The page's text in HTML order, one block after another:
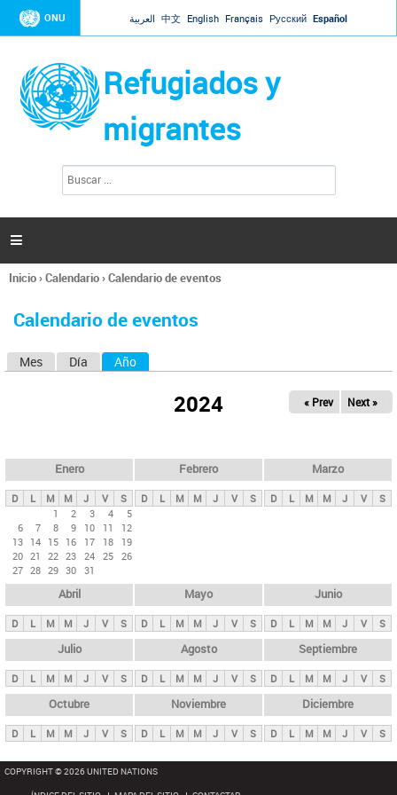
Jump to navigation
ONU العربية 中文 English Français Русский Español
Refugiados y
migrantes
l
d
s

Se
usted
Inicio›Calendario›Calendario de eventos
Calendario de eventos
s
p
n
i
p
a
l
s
Mes Día Año
2024 « Prev Next »
Enero
D L M M J V
S
1
2 3 4
5
6
7 8 9 10 11
12
13 14 15 16 17 18
19
20 21 22 23 24 25 26
27 28 29 30 31
Febrero
D L M M J V S
Marzo
D L M M J V S
Abril
D L M M J V S
Mayo
D L M M J V S
Junio
D L M M J V S
Julio
D L M M J V S
Agosto
D L M M J V S
Septiembre
D L M M J V S
Octubre
D L M M J V S
Noviembre
D L M M J V S
Diciembre
D L M M J V S
COPYRIGHT © 2026 UNITED NATIONS